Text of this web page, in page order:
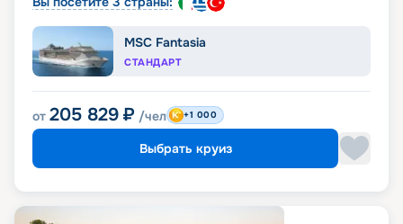
MSC Fantasia
СТАНДАРТ
от 205 829 ₽ /чел +1 000
Выбрать круиз